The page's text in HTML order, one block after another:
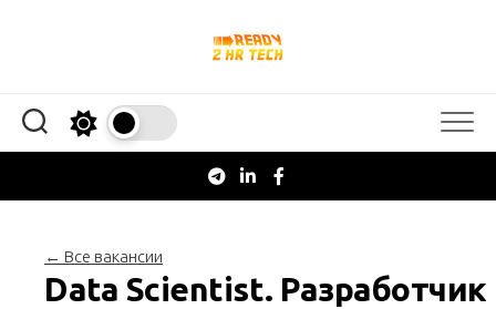
← Все вакансии
Data Scientist. Разработчик